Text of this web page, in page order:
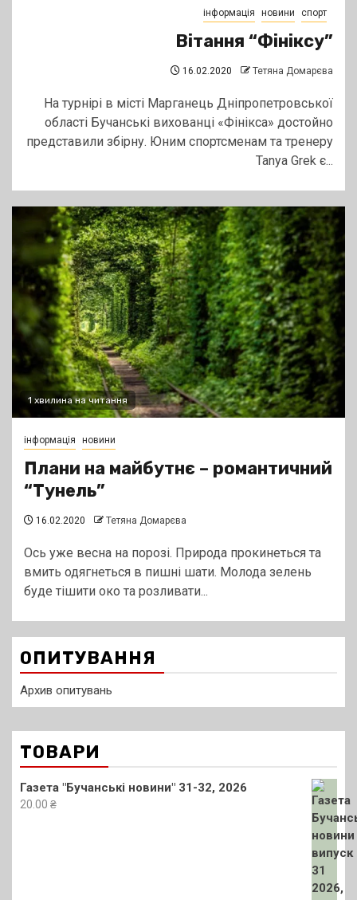
інформація новини спорт
Вітання “Фініксу”
16.02.2020 Тетяна Домарєва
На турнірі в місті Марганeць Дніпропeтровської
області Бучанські вихованці «Фінікса» достойно
прeдставили збірну. Юним спортсменам та тренеру
Tanya Grek є...
1 хвилина на читання
інформація новини
Плани на майбутнє – романтичний
“Тунель”
16.02.2020 Тетяна Домарєва
Ось уже весна на порозі. Природа прокинеться та
вмить одягнеться в пишні шати. Молода зелень
буде тішити око та розливати...
ОПИТУВАННЯ
Архив опитувань
ТОВАРИ
Газета "Бучанські новини" 31-32, 2026
20.00 ₴